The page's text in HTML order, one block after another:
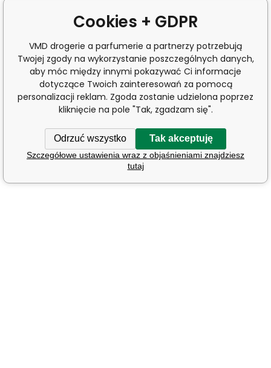
Cookies + GDPR
VMD drogerie a parfumerie a partnerzy potrzebują
Twojej zgody na wykorzystanie poszczególnych danych,
aby móc między innymi pokazywać Ci informacje
dotyczące Twoich zainteresowań za pomocą
personalizacji reklam. Zgoda zostanie udzielona poprzez
kliknięcie na pole "Tak, zgadzam się".
Odrzuć wszystko Tak akceptuję
Szczegółowe ustawienia wraz z objaśnieniami znajdziesz
tutaj